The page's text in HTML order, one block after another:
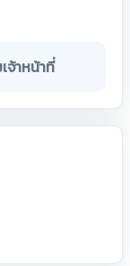
จ้าหน้าที่